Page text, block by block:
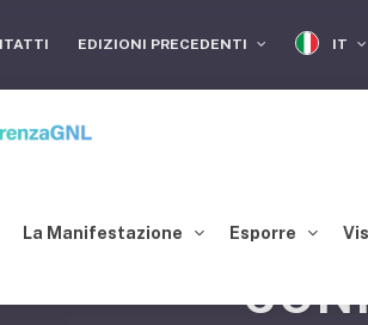
EDIZIONI PRECEDENTI IT
La Manifestazione Esporre